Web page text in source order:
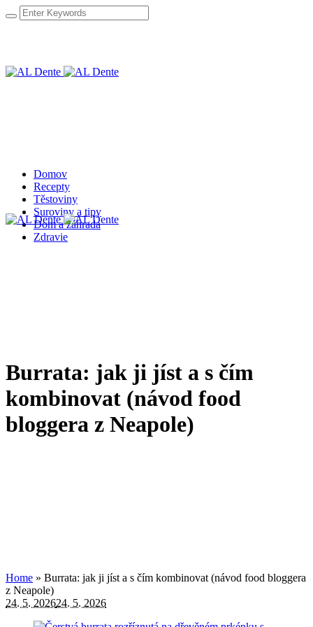
Domov
Recepty
Těstoviny
Suroviny a tipy
Dom a záhrada
Zdravie
Burrata: jak ji jíst a s čím
kombinovat (návod food
bloggera z Neapole)
Home » Burrata: jak ji jíst a s čím kombinovat (návod food bloggera
z Neapole)
24. 5. 202624. 5. 2026